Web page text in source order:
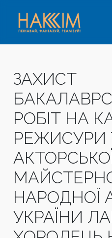
ЗАХИСТ
РОБІТ НА
РЕЖИСУРИ
НАРОДНОЇ
УКРАЇНИ